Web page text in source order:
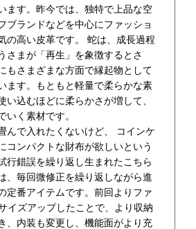
ます。昨今では、独特で上品な空
ブランドなどを中心にファッショ
の高い皮革です。 蛇は、成長過程
さまが「再生」を象徴するとさ
もさまざまな方面で縁起物として
ます。もともと軽量で柔らかな素
い込むほどに柔らかさが増して、
いく素材です。
んで入れたくないけど、 コインケ
コンパクトな財布が欲しいという
行錯誤を繰り返し生まれたこちら
、毎回微修正を繰り返しながら進
定番アイテムです。前回よりファ
イズアップしたことで、より収納
、内装も変更し、機能面がより充